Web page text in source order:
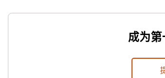
成为第